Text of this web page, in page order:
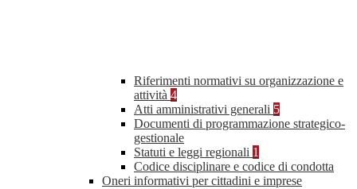
Riferimenti normativi su organizzazione e
attività 4
Atti amministrativi generali 5
Documenti di programmazione strategico-
gestionale
Statuti e leggi regionali 1
Codice disciplinare e codice di condotta
Oneri informativi per cittadini e imprese